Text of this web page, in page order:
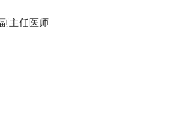
主任医师